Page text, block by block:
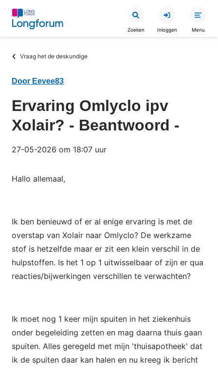
Overslaan
inhoud
Zoeken Inloggen Menu
Kruimelpad
Vraag het de deskundige
Door Eevee83
Ervaring Omlyclo ipv
Xolair? - Beantwoord -
27-05-2026 om 18:07 uur
Hallo allemaal,
Ik ben benieuwd of er al enige ervaring is met de
overstap van Xolair naar Omlyclo? De werkzame
stof is hetzelfde maar er zit een klein verschil in de
hulpstoffen. Is het 1 op 1 uitwisselbaar of zijn er qua
reacties/bijwerkingen verschillen te verwachten?
Ik moet nog 1 keer mijn spuiten in het ziekenhuis
onder begeleiding zetten en mag daarna thuis gaan
spuiten. Alles geregeld met mijn 'thuisapotheek' dat
ik de spuiten daar kan halen en nu kreeg ik bericht